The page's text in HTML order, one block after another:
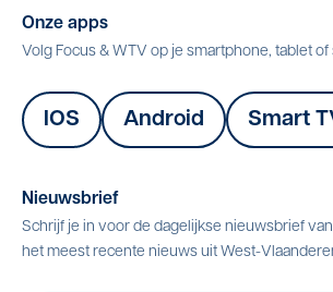
Onze apps
Volg Focus & WTV op je smartphone, tablet of
IOS Android Smart
Nieuwsbrief
Schrijf je in voor de dagelijkse nieuwsbrief
het meest recente nieuws uit West-